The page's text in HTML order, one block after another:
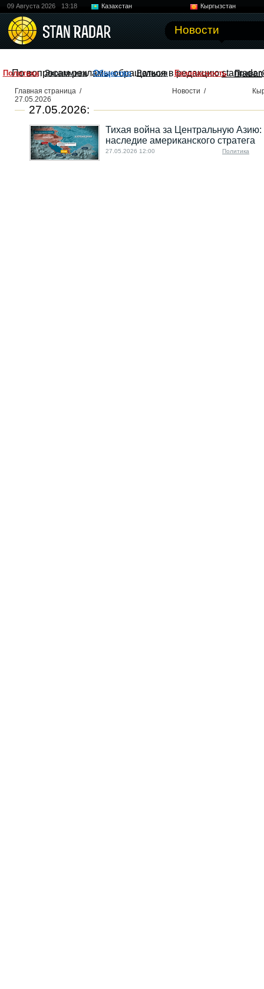
09 Августа 2026 13:18 Казахстан
Кыргызстан
Новости
Политика Экономика Общество Религия Безопасность
По вопросам рекламы обращаться в редакцию
Главная страница / Новости /
27.05.2026
27.05.2026:
Тихая война за Центральную Азию:
наследие американского стратега
27.05.2026 12:00 Политика